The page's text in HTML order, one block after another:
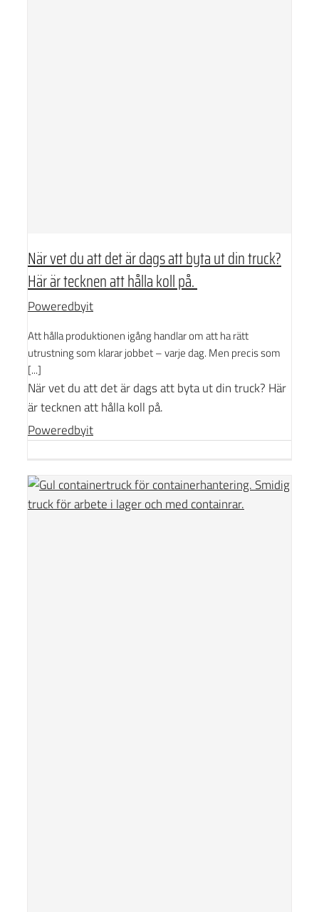
När vet du att det är dags att byta ut din truck?
Här är tecknen att hålla koll på.
Poweredbyit
Att hålla produktionen igång handlar om att ha rätt
utrustning som klarar jobbet – varje dag. Men precis som
[...]
När vet du att det är dags att byta ut din truck? Här
är tecknen att hålla koll på.
Poweredbyit